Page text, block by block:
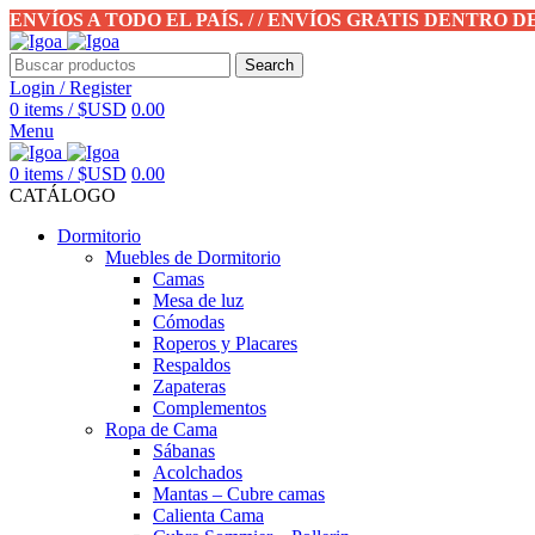
ENVÍOS A TODO EL PAÍS. / / ENVÍOS GRATIS DENTRO
Search
Login / Register
0 items / $USD 0.00
Menu
0 items / $USD 0.00
CATÁLOGO
Dormitorio
Muebles de Dormitorio
Camas
Mesa de luz
Cómodas
Roperos y Placares
Respaldos
Zapateras
Complementos
Ropa de Cama
Sábanas
Acolchados
Mantas – Cubre camas
Calienta Cama